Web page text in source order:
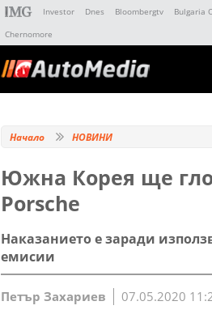
Investor Dnes Bloombergtv Bulgaria
Chernomore
Начало НОВИНИ
Южна Корея ще
Porsche
Наказанието е заради
емисии
Петър Захариев 07.05.2020